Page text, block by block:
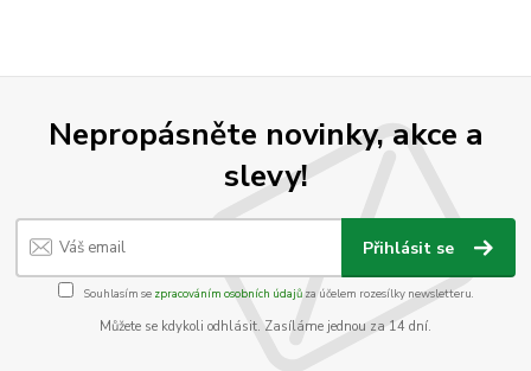
Nepropásněte novinky, akce a
slevy!
Přihlásit se
Souhlasím se zpracováním osobních údajůza účelem rozesílky newsletteru.
Můžete se kdykoli odhlásit. Zasíláme jednou za 14 dní.